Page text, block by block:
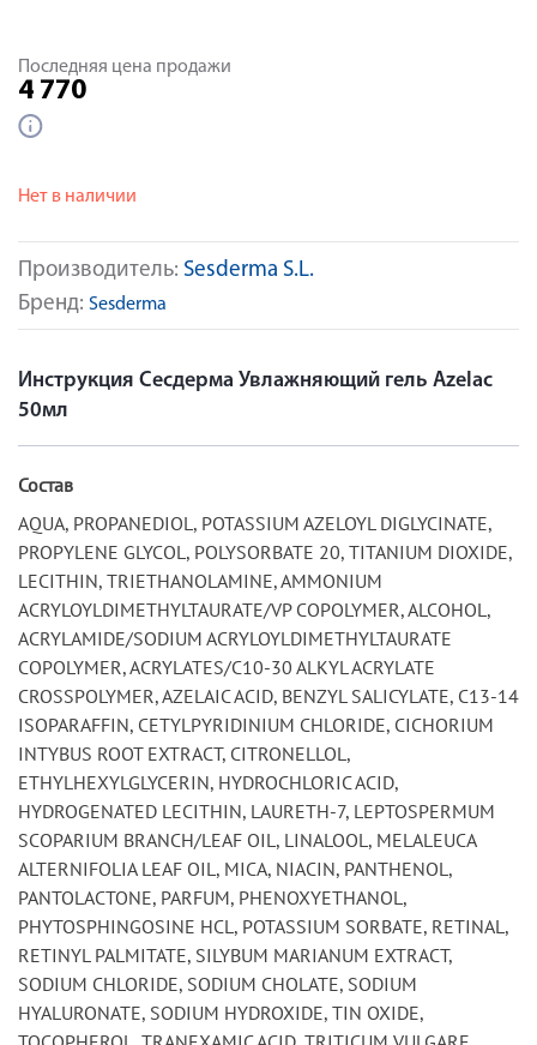
Производитель: Sesderma S.L.
Бренд: Sesderma
Последняя цена продажи
4 770
Нет в наличии
Инструкция Сесдерма Увлажняющий гель Azelac
50мл
Состав
AQUA, PROPANEDIOL, POTASSIUM AZELOYL DIGLYCINATE,
PROPYLENE GLYCOL, POLYSORBATE 20, TITANIUM DIOXIDE,
LECITHIN, TRIETHANOLAMINE, AMMONIUM
ACRYLOYLDIMETHYLTAURATE/VP COPOLYMER, ALCOHOL,
ACRYLAMIDE/SODIUM ACRYLOYLDIMETHYLTAURATE
COPOLYMER, ACRYLATES/C10-30 ALKYL ACRYLATE
CROSSPOLYMER, AZELAIC ACID, BENZYL SALICYLATE, C13-14
ISOPARAFFIN, CETYLPYRIDINIUM CHLORIDE, CICHORIUM
INTYBUS ROOT EXTRACT, CITRONELLOL,
ETHYLHEXYLGLYCERIN, HYDROCHLORIC ACID,
HYDROGENATED LECITHIN, LAURETH-7, LEPTOSPERMUM
SCOPARIUM BRANCH/LEAF OIL, LINALOOL, MELALEUCA
ALTERNIFOLIA LEAF OIL, MICA, NIACIN, PANTHENOL,
PANTOLACTONE, PARFUM, PHENOXYETHANOL,
PHYTOSPHINGOSINE HCL, POTASSIUM SORBATE, RETINAL,
RETINYL PALMITATE, SILYBUM MARIANUM EXTRACT,
SODIUM CHLORIDE, SODIUM CHOLATE, SODIUM
HYALURONATE, SODIUM HYDROXIDE, TIN OXIDE,